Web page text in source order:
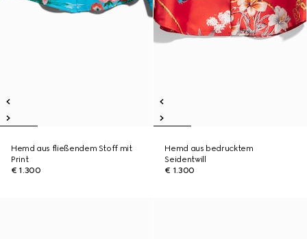
Hemd aus fließendem Stoff mit
Print
€ 1.300
Hemd aus bedrucktem
Seidentwill
€ 1.300